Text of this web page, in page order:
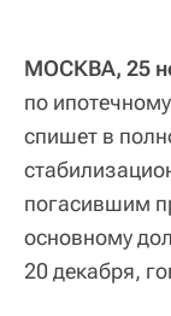
МОСКВА, 25
по
спишет в
погасившим
основному
20 декабря,